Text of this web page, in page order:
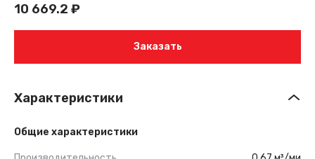
10 669.2 ₽
Заказать
Характеристики
Общие характеристики